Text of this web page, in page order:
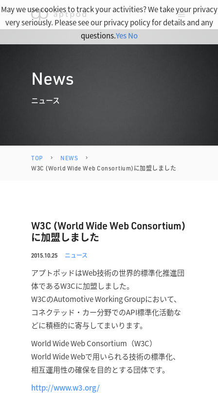
News
ニュース
TOP
NEWS
W3C (World Wide Web Consortium)に加盟しました
W3C (World Wide Web Consortium)
に加盟しました
2015.10.25 ニュース
アプトポッドはWeb技術の世界的標準化推進団
体であるW3Cに加盟しました。
W3CのAutomotive Working Groupにおいて、
コネクテッド・カー分野でのAPI標準化活動な
どに積極的に寄与してまいります。
World Wide Web Consortium（W3C）
World Wide Webで用いられる技術の標準化、
相互運用性の確保を目的とする団体です。
http://www.w3.org/
May we use cookies to track your activities? We take your privacy
very seriously. Please see our privacy policy for details and any
questions.Yes No